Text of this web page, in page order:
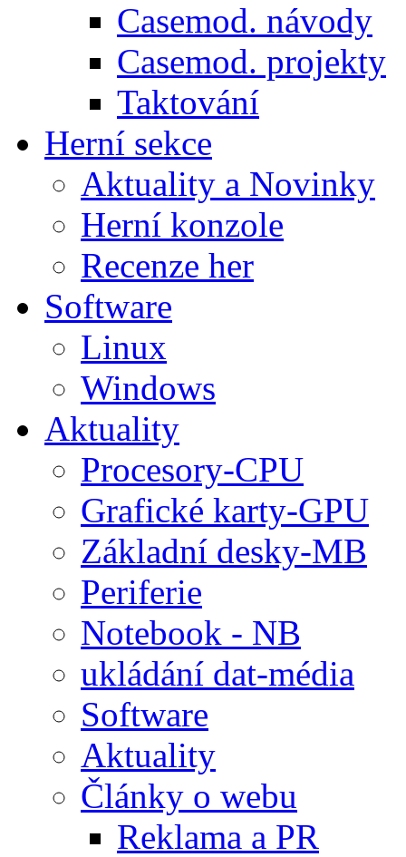
Casemod. návody
Casemod. projekty
Taktování
Herní sekce
Aktuality a Novinky
Herní konzole
Recenze her
Software
Linux
Windows
Aktuality
Procesory-CPU
Grafické karty-GPU
Základní desky-MB
Periferie
Notebook - NB
ukládání dat-média
Software
Aktuality
Články o webu
Reklama a PR